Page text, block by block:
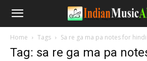
Home Tags Sa re ga ma pa notes for
Tag: sa re ga ma pa